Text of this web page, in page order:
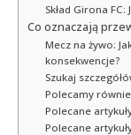
Skład Girona
Co oznaczają
Mecz na żywo:
konsekwencje?
Szukaj
Polecamy
Polecane
Polecane